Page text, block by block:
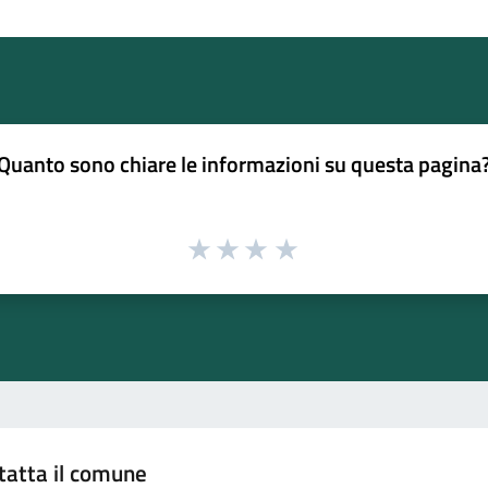
sono chiare le informazioni su questa
il comune